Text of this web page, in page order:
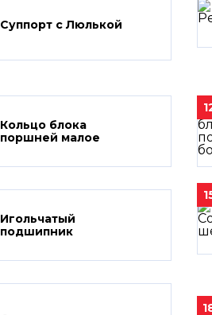
Суппорт с Люлькой
Кольцо блока
поршней малое
Игольчатый
подшипник